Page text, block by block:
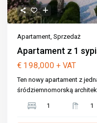
Apartament,Sprzedaż
Apartament z 1
€ 198,000+ VAT
Ten nowy apartament z
śródziemnomorską
1 1